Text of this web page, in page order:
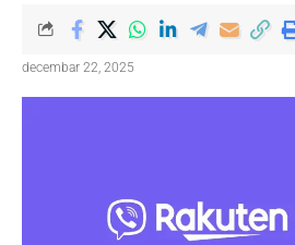
decembar 22, 2025